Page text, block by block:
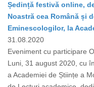
Ședință festivă online,
Noastră cea Română și
Eminescologilor, la
31.08.2020
Eveniment cu participare
Luni, 31 august 2020, cu
a Academiei de Științe a